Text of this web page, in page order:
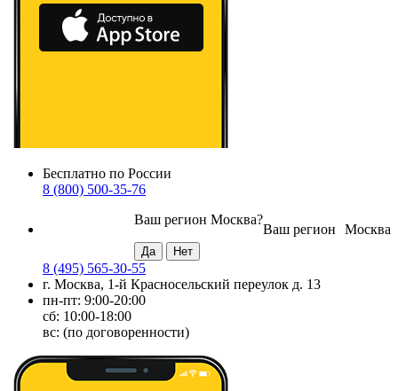
Бесплатно по России
8 (800) 500-35-76
Москва
Ваш регион
Ваш регион Москва?
8 (495) 565-30-55
г. Москва, 1-й Красносельский переулок д. 13
пн-пт: 9:00-20:00
сб: 10:00-18:00
вс: (по договоренности)